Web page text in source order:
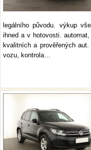
legálního původu. výkup
ihned a v hotovosti.
kvalitních a prověřených
vozu, kontrola…